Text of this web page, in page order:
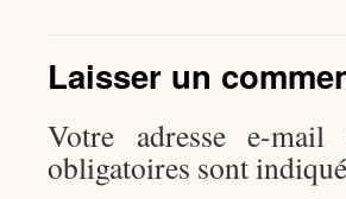
Laisser un
Votre adresse e-
obligatoires sont